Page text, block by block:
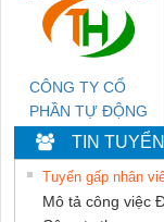
CÔNG TY CỔ
PHẦN TỰ ĐỘNG
TIẾN HƯNG
TIN TUYỂN
Tuyển gấp nhân
Mô tả công việc